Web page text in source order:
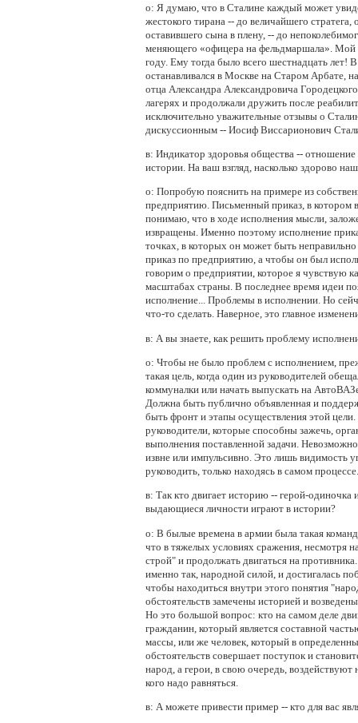
о: Я думаю, что в Сталине каждый может
жестокого тирана -- до величайшего стратега,
оставившего сына в плену, -- до
меняющего «офицера на фельдмаршала». Мой
году. Ему тогда было всего шестнадцать лет!
останавливался в Москве на Старом Арбате,
отца Александра Александровича
лагерях и продолжали дружить после
исключительно уважительные отзывы о
дискуссионным -- Иосиф Виссарионович
в: Индикатор здоровья общества -- отношение
истории. На ваш взгляд, насколько здорово
о: Попробую пояснить на примере из
предприятию. Письменный приказ, в котором
понимаю, что в ходе исполнения мысли,
извращены. Именно поэтому исполнение
точках, в которых он может быть
приказ по предприятию, а чтобы он был
говорим о предприятии, которое я чувствую
масштабах страны. В последнее время идеи
исполнение... Проблемы в исполнении. Но
что-то сделать. Наверное, это главное
в: А вы знаете, как решить проблему
о: Чтобы не было проблем с исполнением,
такая цель, когда один из руководителей
коммуналки или начать выпускать на
Должна быть публично объявленная и
быть фронт и этапы осуществления этой
руководители, которые способны зажечь,
выполнения поставленной задачи.
извне или импульсивно. Это лишь видимость
руководить, только находясь в самом
в: Так кто двигает историю -- герой-одиночка
выдающиеся личности играют в истории?
о: В былые времена в армии была такая
что в тяжелых условиях сражения, несмотря
строй" и продолжать двигаться на
именно так, народной силой, и достигалась
чтобы находиться внутри этого понятия
обстоятельств замечены историей и
Но это большой вопрос: кто на самом деле
гражданин, который является составной
массы, или же человек, который в
обстоятельств совершает поступок и
народ, а герои, в свою очередь,
кого надо равняться.
в: А можете привести пример -- кто для вас